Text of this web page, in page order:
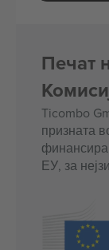
Печат
Ticombo
призната
ЕУ, за